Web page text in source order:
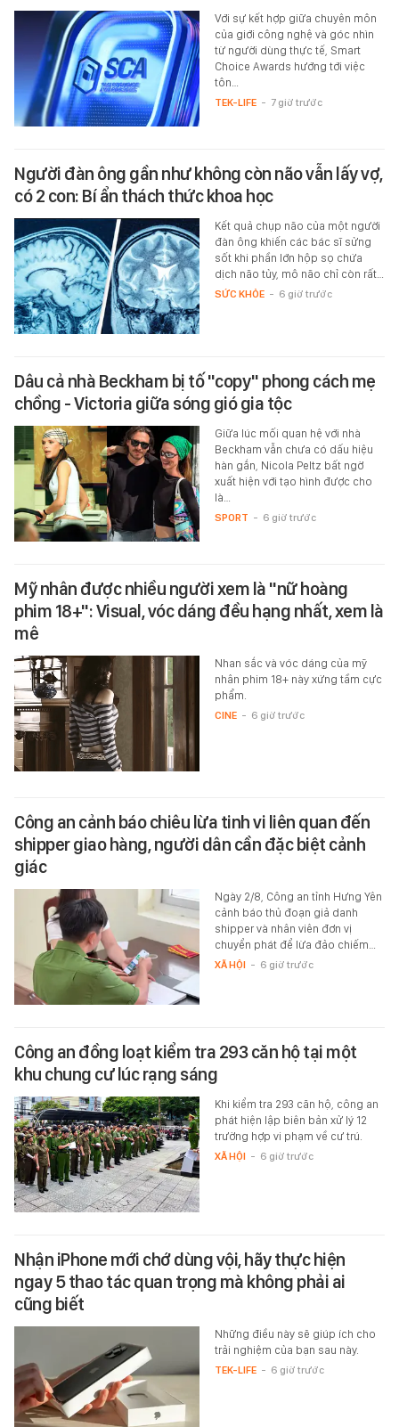
Với sự kết hợp giữa chuyên môn
của giới công nghệ và góc nhìn
từ người dùng thực tế, Smart
Choice Awards hướng tới việc
tôn…
TEK-LIFE - 7 giờ trước
Người đàn ông gần như không còn não vẫn lấy vợ,
có 2 con: Bí ẩn thách thức khoa học
Kết quả chụp não của một người
đàn ông khiến các bác sĩ sửng
sốt khi phần lớn hộp sọ chứa
dịch não tủy, mô não chỉ còn rất…
SỨC KHỎE - 6 giờ trước
Dâu cả nhà Beckham bị tố "copy" phong cách mẹ
chồng - Victoria giữa sóng gió gia tộc
Giữa lúc mối quan hệ với nhà
Beckham vẫn chưa có dấu hiệu
hàn gắn, Nicola Peltz bất ngờ
xuất hiện với tạo hình được cho
là…
SPORT - 6 giờ trước
Mỹ nhân được nhiều người xem là "nữ hoàng
phim 18+": Visual, vóc dáng đều hạng nhất, xem là
mê
Nhan sắc và vóc dáng của mỹ
nhân phim 18+ này xứng tầm cực
phẩm.
CINE - 6 giờ trước
Công an cảnh báo chiêu lừa tinh vi liên quan đến
shipper giao hàng, người dân cần đặc biệt cảnh
giác
Ngày 2/8, Công an tỉnh Hưng Yên
cảnh báo thủ đoạn giả danh
shipper và nhân viên đơn vị
chuyển phát để lừa đảo chiếm…
XÃ HỘI - 6 giờ trước
Công an đồng loạt kiểm tra 293 căn hộ tại một
khu chung cư lúc rạng sáng
Khi kiểm tra 293 căn hộ, công an
phát hiện lập biên bản xử lý 12
trường hợp vi phạm về cư trú.
XÃ HỘI - 6 giờ trước
Nhận iPhone mới chớ dùng vội, hãy thực hiện
ngay 5 thao tác quan trọng mà không phải ai
cũng biết
Những điều này sẽ giúp ích cho
trải nghiệm của bạn sau này.
TEK-LIFE - 6 giờ trước